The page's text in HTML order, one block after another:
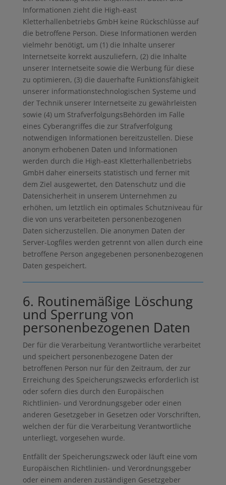
Informationen zieht die High-east
Kletterhallenbetriebs GmbH keine Rückschlüsse auf
die betroffene Person. Diese Informationen werden
vielmehr benötigt, um (1) die Inhalte unserer
Internetseite korrekt auszuliefern, (2) die Inhalte
unserer Internetseite sowie die Werbung für diese
zu optimieren, (3) die dauerhafte Funktionsfähigkeit
unserer informationstechnologischen Systeme und
der Technik unserer Internetseite zu gewährleisten
sowie (4) um StrafverfolgungsBehörden im Falle
eines Cyberangriffes die zur Strafverfolgung
notwendigen Informationen bereitzustellen. Diese
anonym erhobenen Daten und Informationen
werden durch die High-east Kletterhallenbetriebs
GmbH daher einerseits statistisch und ferner mit
dem Ziel ausgewertet, den Datenschutz und die
Datensicherheit in unserem Unternehmen zu
erhöhen, um letztlich ein optimales Schutzniveau für
die von uns verarbeiteten personenbezogenen
Daten sicherzustellen. Die anonymen Daten der
Server-Logfiles werden getrennt von allen durch eine
betroffene Person angegebenen personenbezogenen
Daten gespeichert.
6. Routinemäßige Löschung
und Sperrung von
personenbezogenen Daten
Der für die Verarbeitung Verantwortliche verarbeitet
und speichert personenbezogene Daten der
betroffenen Person nur für den Zeitraum, der zur
Erreichung des Speicherungszwecks erforderlich ist
oder sofern dies durch den Europäischen
Richtlinien- und Verordnungsgeber oder einen
anderen Gesetzgeber in Gesetzen oder Vorschriften,
welchen der für die Verarbeitung Verantwortliche
unterliegt, vorgesehen wurde.
Entfällt der Speicherungszweck oder läuft eine vom
Europäischen Richtlinien- und Verordnungsgeber
oder einem anderen zuständigen Gesetzgeber